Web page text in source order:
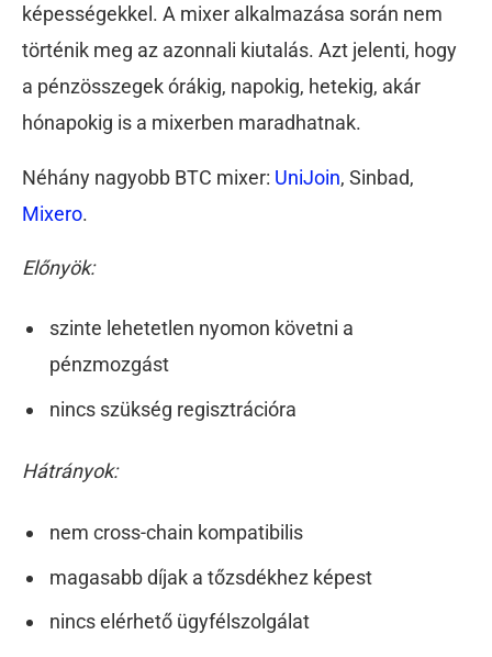
képességekkel. A mixer alkalmazása során nem
történik meg az azonnali kiutalás. Azt jelenti, hogy
a pénzösszegek órákig, napokig, hetekig, akár
hónapokig is a mixerben maradhatnak.
Néhány nagyobb BTC mixer: UniJoin, Sinbad,
Mixero.
Előnyök:
szinte lehetetlen nyomon követni a
pénzmozgást
nincs szükség regisztrációra
Hátrányok:
nem cross-chain kompatibilis
magasabb díjak a tőzsdékhez képest
nincs elérhető ügyfélszolgálat